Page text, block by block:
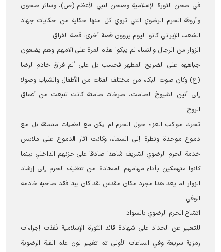
في صحن الثورة الإسلامية وصحن النبي الأعظم (ص)، وسائر صحون
وأروقة الحرم الرضوي التي تروي كل منها حكاية من حكايات جهاد
الشعب الإيراني كانوا اليوم يروون قصة أخرى، قصة الفراق.
الزوار من الرجال والنساء لم يبكوا هذه المرة على آلامهم وهم يضعون
جباههم على الضريح المطهر فحسب بل على ألم فراق خادم الرضا
(ع) وكان صوت البكاء من مختلف الفئات من الأطفال والشباب وصولا
إلى أنين الشيوخ الصامت، صرخات صامتة كانت تنبعث من أعماق
الروح.
تحرك مواكب العزاء حول الحرم لم يكن مع لطمیات منسقة بل مع
دموع موحدة ونظرة إلى السماء، وكانت آثار الدموع على ملابس
خدمة الحرم الرضوي الشریف شاهدا صادقا على حزنهم الداخلي بينما
کانوا منهمکین بأداء مهامهم المعتادة من تنظيف الحرم إلى إرشاد
الزوار. لم يعد هذا مجرد مكان مقدس لقد كان بيتا فقد صاحبه خادمه
الوفي.
اتشاح الحرم الرضوي بالسواد
للتعبیر عن الحداد على شهادة قائد الثورة الإسلامية نُفذت إجراءات
رمزية سریعة وفي الساعات الأولى تم تغییر لون علم القبة الرضوية